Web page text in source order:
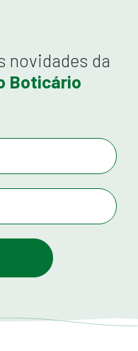
novidades da
Boticário